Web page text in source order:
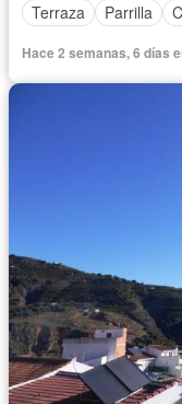
Terraza
Parrilla
Hace 2 semanas, 6 días